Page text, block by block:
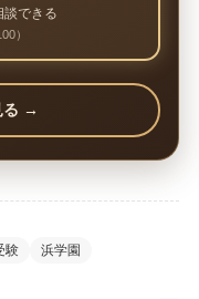
談できる
）
る →
験 浜学園